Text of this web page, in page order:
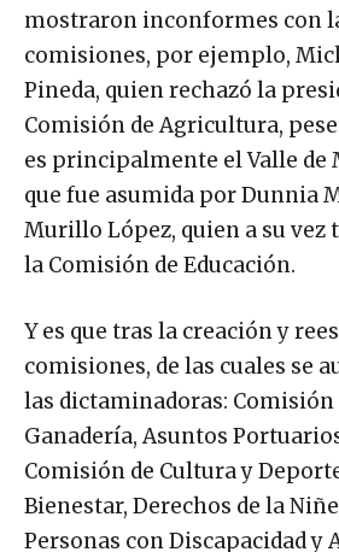
mostraron inconformes con
comisiones, por ejemplo,
Pineda, quien rechazó la
Comisión de Agricultura,
es principalmente el Valle de
que fue asumida por Dunnia
Murillo López, quien a su vez
la Comisión de Educación.
Y es que tras la creación y
comisiones, de las cuales se
las dictaminadoras:
Ganadería, Asuntos
Comisión de Cultura y
Bienestar, Derechos de la
Personas con Discapacidad y